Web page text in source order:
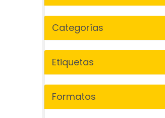
Categorías
Etiquetas
Formatos